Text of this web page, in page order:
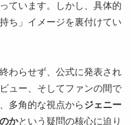
ています。しかし、具体的
ち」イメージを裏付けてい
わらせず、公式に発表され
ュー、そしてファンの間で
多角的な視点からジェニー
かという疑問の核心に迫り